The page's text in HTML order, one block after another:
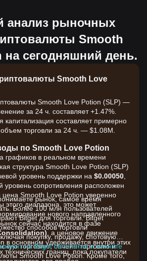
анализ рыночных
Smooth
на сегодняшний день.
Smooth Love
Smooth Love Potion (SLP) —
за 24 ч. составляет +1.47%.
капитализация составляет примерно
торговли за 24 ч. — $1.08M.
по Smooth Love Potion
графиков в реальном времени
структура Smooth Love Potion (SLP)
уровень поддержки на $0.00050
уровень сопротивления расположен
цена Smooth Love Potion уверенно
этого диапазона, это может
нового направленного
сейчас находится в фазе
, а ценовое движение
в основном удерживается внутри этих
технических границ, пока покупатели
рынок, самое время
Более 100 млн пользователей
Bitget для торговли. Bitget
способов торговли
покупку, продажу, спотовую
торговлю, ончейн-торговлю и
Smooth Love Potion. Кроме того,
на Bitget бесплатно и начните